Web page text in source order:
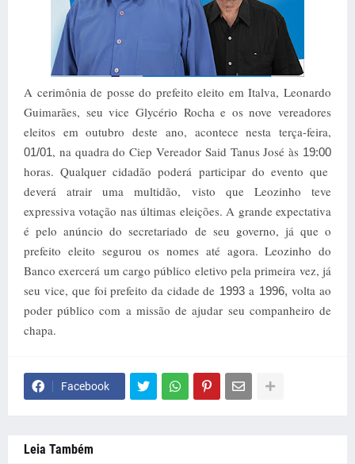
A cerimônia de posse do prefeito eleito em Italva, Leonardo
Guimarães, seu vice Glycério Rocha e os nove vereadores
eleitos em outubro deste ano, acontece nesta terça-feira,
01/01, na quadra do Ciep Vereador Said Tanus José às 19:00
horas. Qualquer cidadão poderá participar do evento que
deverá atrair uma multidão, visto que Leozinho teve
expressiva votação nas últimas eleições. A grande expectativa
é pelo anúncio do secretariado de seu governo, já que o
prefeito eleito segurou os nomes até agora. Leozinho do
Banco exercerá um cargo público eletivo pela primeira vez, já
seu vice,que foi prefeito da cidade de 1993a 1996, volta ao
poder público com a missão de ajudar seu companheiro de
chapa.
Facebook
Leia Também